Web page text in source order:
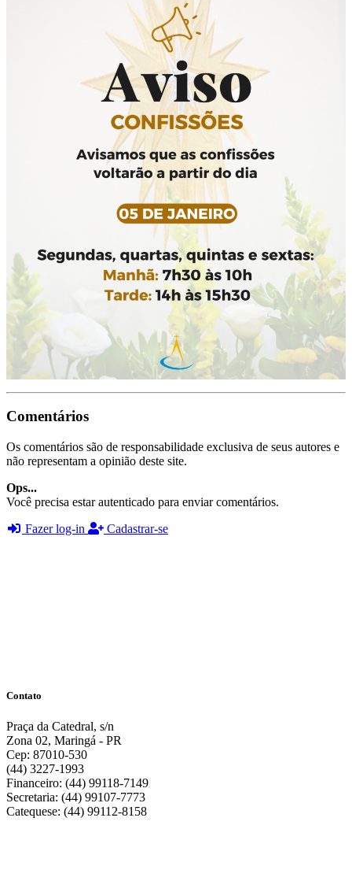
Comentários
Os comentários são de responsabilidade exclusiva de seus autores e
não representam a opinião deste site.
Ops...
Você precisa estar autenticado para enviar comentários.
Fazer log-in
Cadastrar-se
Contato
Praça da Catedral, s/n
Zona 02, Maringá - PR
Cep: 87010-530
(44) 3227-1993
Financeiro: (44) 99118-7149
Secretaria: (44) 99107-7773
Catequese: (44) 99112-8158